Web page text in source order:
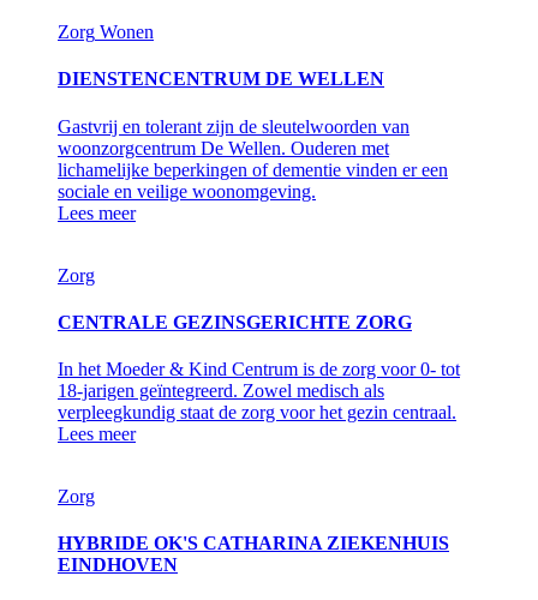
Zorg Wonen
DIENSTENCENTRUM DE WELLEN
Gastvrij en tolerant zijn de sleutelwoorden van
woonzorgcentrum De Wellen. Ouderen met
lichamelijke beperkingen of dementie vinden er een
sociale en veilige woonomgeving.
Lees meer
Zorg
CENTRALE GEZINSGERICHTE ZORG
In het Moeder & Kind Centrum is de zorg voor 0- tot
18-jarigen geïntegreerd. Zowel medisch als
verpleegkundig staat de zorg voor het gezin centraal.
Lees meer
Zorg
HYBRIDE OK'S CATHARINA ZIEKENHUIS
EINDHOVEN